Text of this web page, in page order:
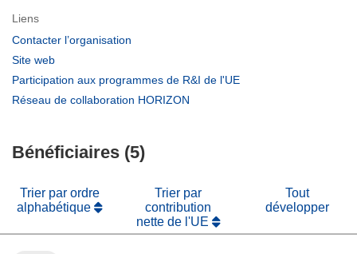
Liens
Contacter l’organisation
fenêtre)
Site web
dans
une
Participation aux programmes de R&I de l'UE
Réseau de collaboration HORIZON
Bénéficiaires (5)
Trier par ordre
alphabétique
Trier par
contribution
nette de l'UE
Tout
développer